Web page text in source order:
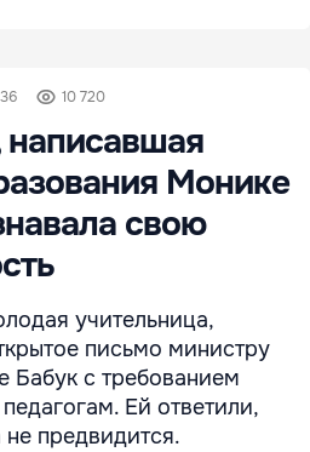
10 720
написавшая
Монике
свою
учительница,
письмо министру
Бабук с требованием
Ей ответили,
предвидится.